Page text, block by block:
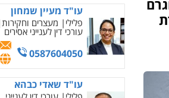
עו"ד מעיין שמחון
פלילי מעצרים וחקירות
עורכי דין לענייני אסירים
0587604050
עו"ד שאדי כבהא
דין
0544500346
מאיה בלום, עו"ס,
טיפול ושיקום
טיפול בהתמכרויות
שירותים מקצועיים
דין
איומים כתובים
תושב סכנין חשוד ששלח